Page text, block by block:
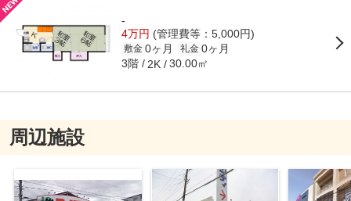
-
4万円 (管理費等：5,000円)
敷金 0ヶ月 礼金 0ヶ月
3階 2K 30.00㎡
周辺施設